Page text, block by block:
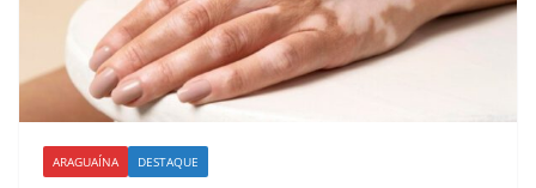
ARAGUAÍNA DESTAQUE